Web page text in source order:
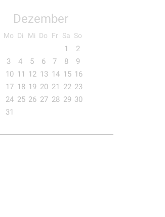
Dezember
Mo Di Mi Do Fr Sa So
1
2
3
4 5 6 7 8
9
10 11 12 13 14 15 16
17 18 19 20 21 22 23
24 25 26 27 28 29 30
31